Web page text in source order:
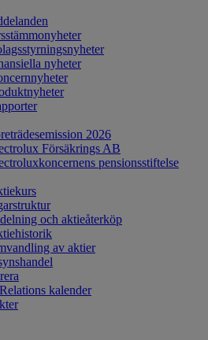
nyheter
2026
Försäkrings AB
pensionsstiftelse
och aktieåterköp
av aktier
kalender